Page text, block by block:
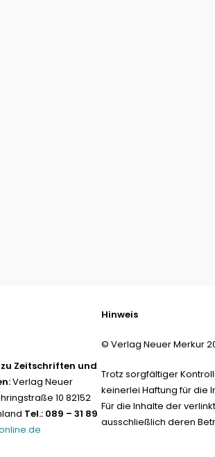
Zeitschriften und
Verlag Neuer
10 82152
Tel.: 089 – 31 89
Hinweis
© Verlag Neuer Merkur
Trotz sorgfältiger
keinerlei Haftung für die
Für die Inhalte der
ausschließlich deren